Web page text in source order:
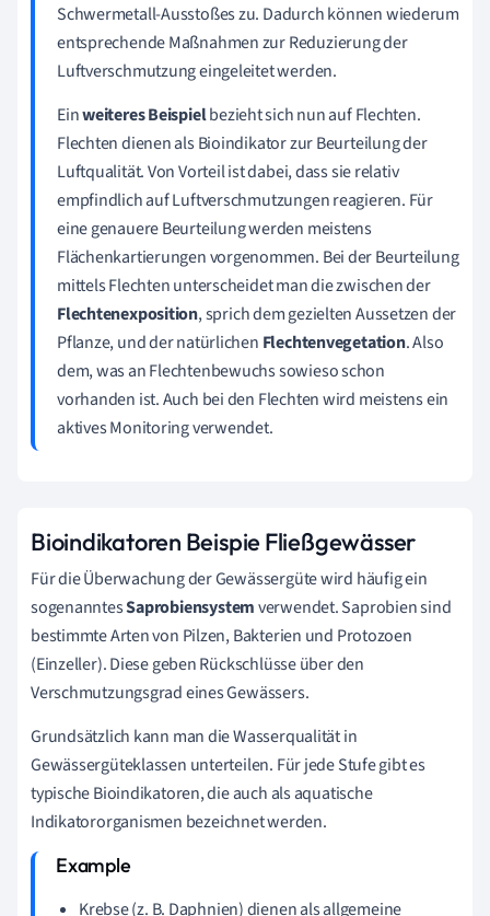
Schwermetall-Ausstoßes zu. Dadurch können wiederum
entsprechende Maßnahmen zur Reduzierung der
Luftverschmutzung eingeleitet werden.
Einweiteres Beispielbezieht sich nun auf Flechten.
Flechten dienen als Bioindikator zur Beurteilung der
Luftqualität. Von Vorteil ist dabei, dass sie relativ
empfindlich auf Luftverschmutzungen reagieren. Für
eine genauere Beurteilung werden meistens
Flächenkartierungen vorgenommen. Bei der Beurteilung
mittels Flechten unterscheidet man die zwischen der
Flechtenexposition, sprich dem gezielten Aussetzen der
Pflanze, und der natürlichen Flechtenvegetation. Also
dem, was an Flechtenbewuchs sowieso schon
vorhanden ist. Auch bei den Flechten wird meistens ein
aktives Monitoring verwendet.
Bioindikatoren Beispie Fließgewässer
Für die Überwachung der Gewässergüte wird häufig ein
sogenanntesSaprobiensystemverwendet. Saprobien sind
bestimmte Arten von Pilzen, Bakterien und Protozoen
(Einzeller). Diese geben Rückschlüsse über den
Verschmutzungsgrad eines Gewässers.
Grundsätzlich kann man die Wasserqualität in
Gewässergüteklassen unterteilen. Für jede Stufe gibt es
typische Bioindikatoren, die auch als aquatische
Indikatororganismen bezeichnet werden.
Krebse (z. B. Daphnien) dienen als allgemeine